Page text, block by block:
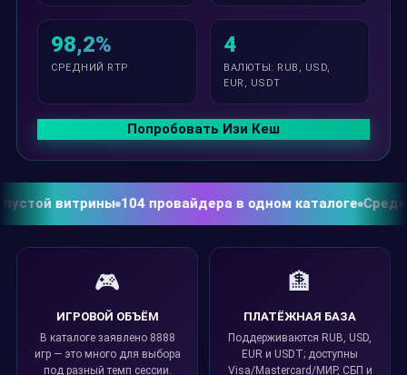
98,2%
СРЕДНИЙ RTP
4
ВАЛЮТЫ: RUB, USD,
EUR, USDT
Попробовать Изи Кеш
витрины 104 провайдера в одном каталоге Средний
🎮
ИГРОВОЙ ОБЪЁМ
В каталоге заявлено 8888
игр — это много для выбора
под разный темп сессии.
🏦
ПЛАТЁЖНАЯ БАЗА
Поддерживаются RUB, USD,
EUR и USDT; доступны
Visa/Mastercard/МИР, СБП и